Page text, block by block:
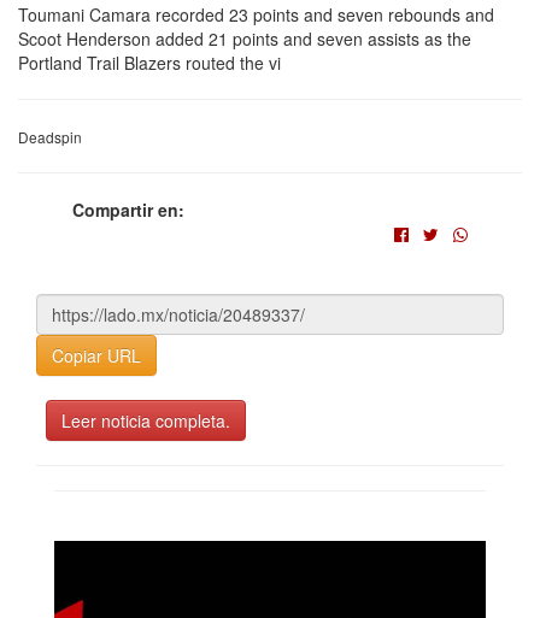
Toumani Camara recorded 23 points and seven rebounds and
Scoot Henderson added 21 points and seven assists as the
Portland Trail Blazers routed the vi
Deadspin
Compartir en:
Copiar URL
Leer noticia completa.